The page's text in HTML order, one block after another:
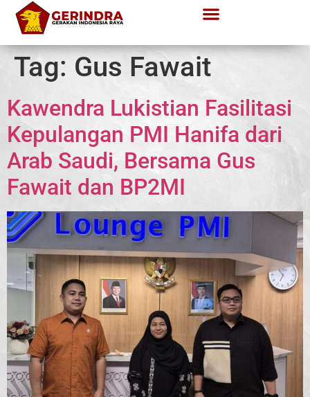
Tag: Gus Fawait
Kawendra Lukistian Fasilitasi
Kepulangan PMI Hanifa dari
Arab Saudi, Bersama Gus
Fawait dan BP2MI